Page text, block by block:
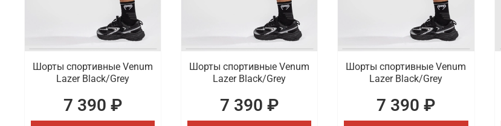
Шорты спортивные Venum
Lazer Black/Grey
7 390 ₽
Шорты спортивные Venum
Lazer Black/Grey
7 390 ₽
Шорты спортивные Venum
Lazer Black/Grey
7 390 ₽